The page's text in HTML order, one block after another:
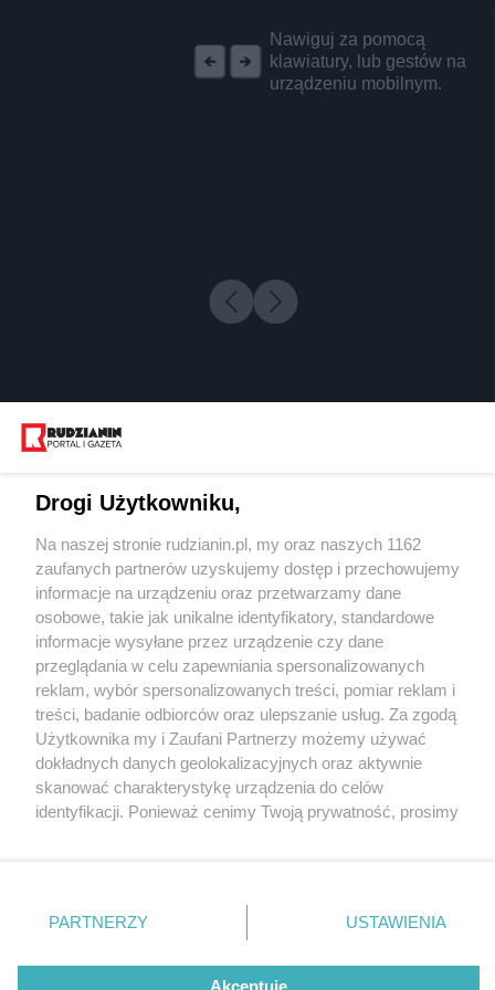
Nawiguj za pomocą
klawiatury, lub gestów na
urządzeniu mobilnym.
5 / 0
Wydawca mediów
Nie zapomnij
zapoznać się z:
polityką prywatności regulamin korzystania z portali
Twojemiasto
Piekary Śląskie
Chorzów
Tarnowskie Góry
Gliwice
Skontakuj sięz nami
Kontakt
Wydawca
Redakcja
Drogi Użytkowniku,
Na naszej stronie rudzianin.pl, my oraz naszych 1162
zaufanych partnerów uzyskujemy dostęp i przechowujemy
informacje na urządzeniu oraz przetwarzamy dane
osobowe, takie jak unikalne identyfikatory, standardowe
informacje wysyłane przez urządzenie czy dane
przeglądania w celu zapewniania spersonalizowanych
reklam, wybór spersonalizowanych treści, pomiar reklam i
treści, badanie odbiorców oraz ulepszanie usług. Za zgodą
Użytkownika my i Zaufani Partnerzy możemy używać
dokładnych danych geolokalizacyjnych oraz aktywnie
skanować charakterystykę urządzenia do celów
identyfikacji. Ponieważ cenimy Twoją prywatność, prosimy
prywatności znajdujący się w lewym dolnym rogu strony
. Niektóre rodzaje przetwarzania danych nie wymagają
zgody użytkownika, ale masz prawo sprzeciwić się
takiemu przetwarzaniu. Preferencje będą miały
PARTNERZY USTAWIENIA
Akceptuję